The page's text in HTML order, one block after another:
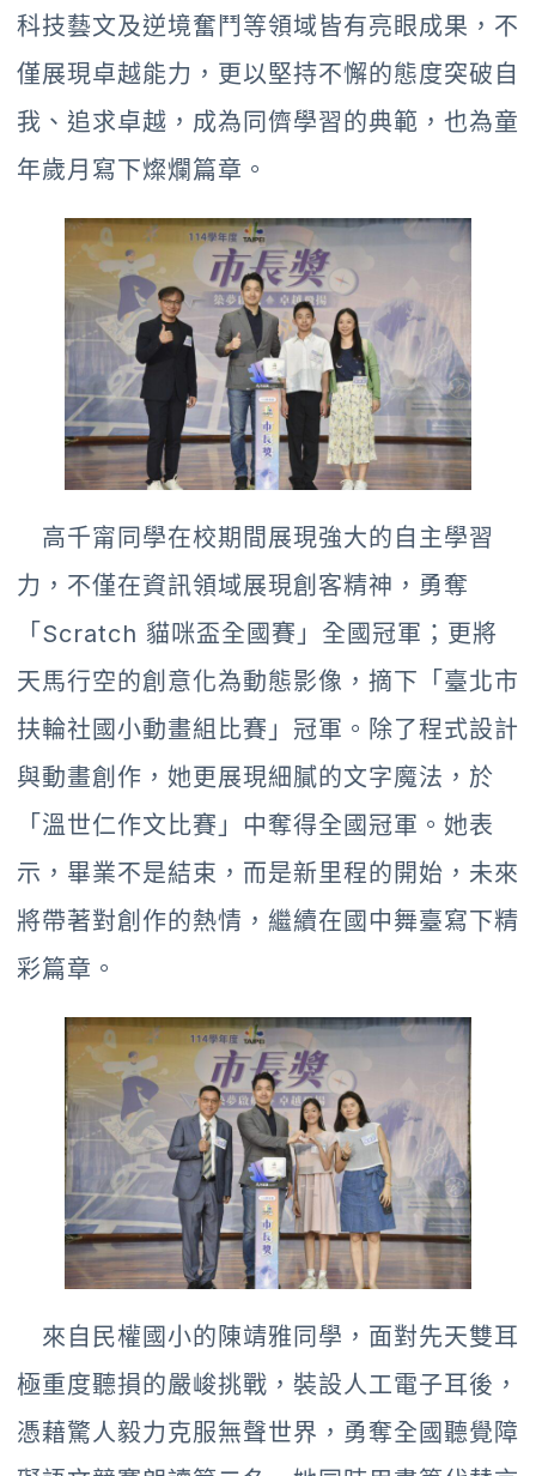
科技藝文及逆境奮鬥等領域皆有亮眼成果，不
僅展現卓越能力，更以堅持不懈的態度突破自
我、追求卓越，成為同儕學習的典範，也為童
年歲月寫下燦爛篇章。
高千甯同學在校期間展現強大的自主學習
力，不僅在資訊領域展現創客精神，勇奪
「Scratch 貓咪盃全國賽」全國冠軍；更將
天馬行空的創意化為動態影像，摘下「臺北市
扶輪社國小動畫組比賽」冠軍。除了程式設計
與動畫創作，她更展現細膩的文字魔法，於
「溫世仁作文比賽」中奪得全國冠軍。她表
示，畢業不是結束，而是新里程的開始，未來
將帶著對創作的熱情，繼續在國中舞臺寫下精
彩篇章。
來自民權國小的陳靖雅同學，面對先天雙耳
極重度聽損的嚴峻挑戰，裝設人工電子耳後，
憑藉驚人毅力克服無聲世界，勇奪全國聽覺障